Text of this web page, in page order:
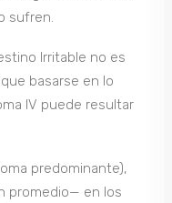
sufren.
Irritable no es
basarse en lo
IV puede resultar
predominante),
promedio— en los